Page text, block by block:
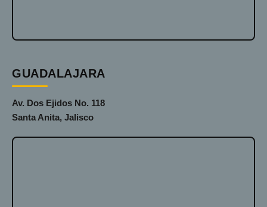
GUADALAJARA
Av. Dos Ejidos No. 118
Santa Anita, Jalisco